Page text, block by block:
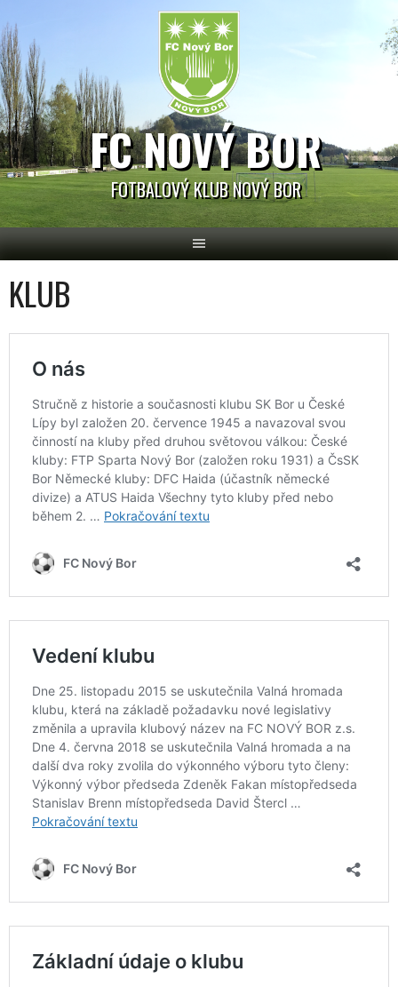
to
content
FC NOVÝ BOR
FOTBALOVÝ KLUB NOVÝ BOR
KLUB